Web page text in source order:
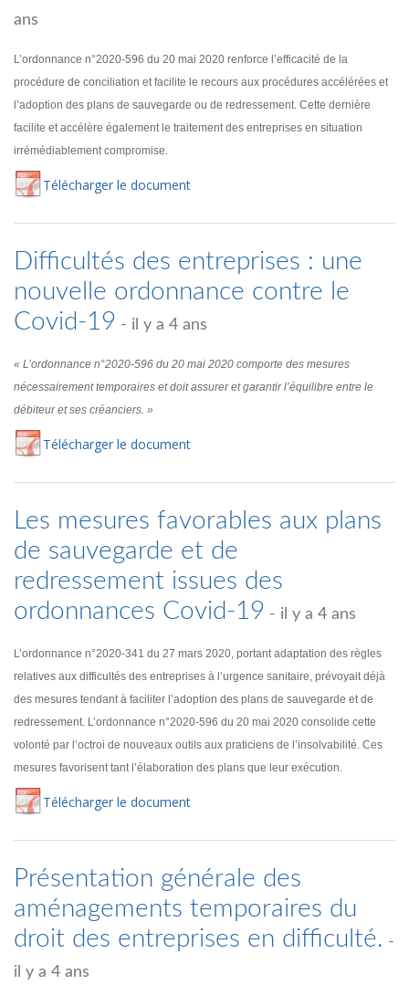
ans
L’ordonnance n°2020-596 du 20 mai 2020 renforce l’efficacité de la
procédure de conciliation et facilite le recours aux procédures accélérées et
l’adoption des plans de sauvegarde ou de redressement. Cette dernière
facilite et accélère également le traitement des entreprises en situation
irrémédiablement compromise.
Télécharger le document
Difficultés des entreprises : une
nouvelle ordonnance contre le
Covid-19 - il y a 4 ans
« L’ordonnance n°2020-596 du 20 mai 2020 comporte des mesures
nécessairement temporaires et doit assurer et garantir l’équilibre entre le
débiteur et ses créanciers. »
Télécharger le document
Les mesures favorables aux plans
de sauvegarde et de
redressement issues des
ordonnances Covid-19 - il y a 4 ans
L’ordonnance n°2020-341 du 27 mars 2020, portant adaptation des règles
relatives aux difficultés des entreprises à l’urgence sanitaire, prévoyait déjà
des mesures tendant à faciliter l’adoption des plans de sauvegarde et de
redressement. L’ordonnance n°2020-596 du 20 mai 2020 consolide cette
volonté par l’octroi de nouveaux outils aux praticiens de l’insolvabilité. Ces
mesures favorisent tant l’élaboration des plans que leur exécution.
Télécharger le document
Présentation générale des
aménagements temporaires du
droit des entreprises en difficulté. -
il y a 4 ans